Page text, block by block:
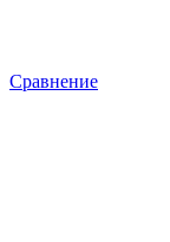
Сравнение